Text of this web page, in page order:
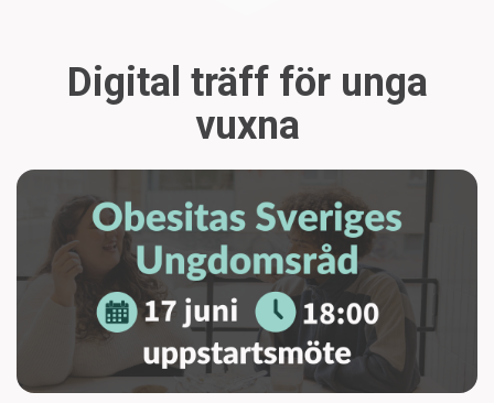
Digital träff för unga
vuxna